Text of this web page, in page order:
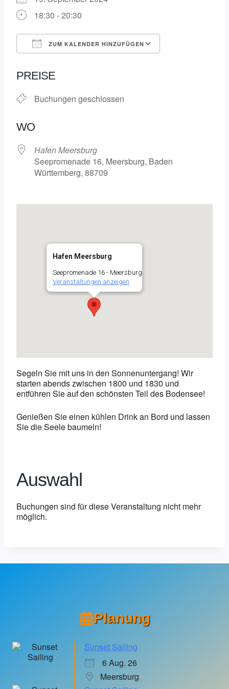
18:30 - 20:30
ZUM KALENDER HINZUFÜGEN
PREISE
Buchungen geschlossen
WO
Hafen Meersburg
Seepromenade 16, Meersburg, Baden
Württemberg, 88709
Hafen Meersburg
Seepromenade 16 - Meersburg
Veranstaltungen anzeigen
Segeln Sie mit uns in den Sonnenuntergang! Wir
starten abends zwischen 1800 und 1830 und
entführen Sie auf den schönsten Teil des Bodensee!
Genießen Sie einen kühlen Drink an Bord und lassen
Sie die Seele baumeln!
Auswahl
Buchungen sind für diese Veranstaltung nicht mehr
möglich.
Planung
Sunset Sailing
6 Aug. 26
Meersburg